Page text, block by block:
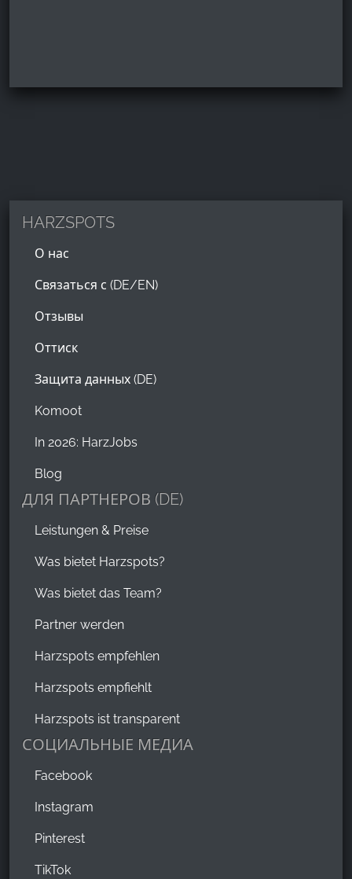
HARZSPOTS
О нас
Связаться с (DE/EN)
Отзывы
Оттиск
Защита данных (DE)
Komoot
In 2026: HarzJobs
Blog
ДЛЯ ПАРТНЕРОВ (DE)
Leistungen & Preise
Was bietet Harzspots?
Was bietet das Team?
Partner werden
Harzspots empfehlen
Harzspots empfiehlt
Harzspots ist transparent
СОЦИАЛЬНЫЕ МЕДИА
Facebook
Instagram
Pinterest
TikTok